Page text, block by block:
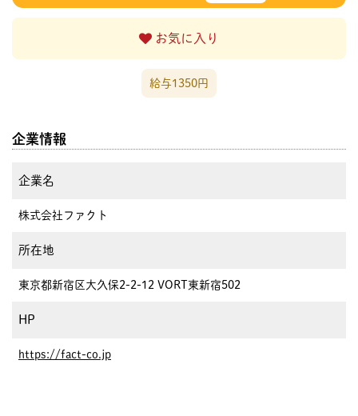
お気に入り
給与1350円
企業情報
企業名
株式会社ファクト
所在地
東京都新宿区大久保2-2-12 VORT東新宿502
HP
https://fact-co.jp